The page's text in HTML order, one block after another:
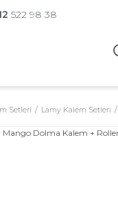
522 98 38
Setleri Lamy Kalem Setleri